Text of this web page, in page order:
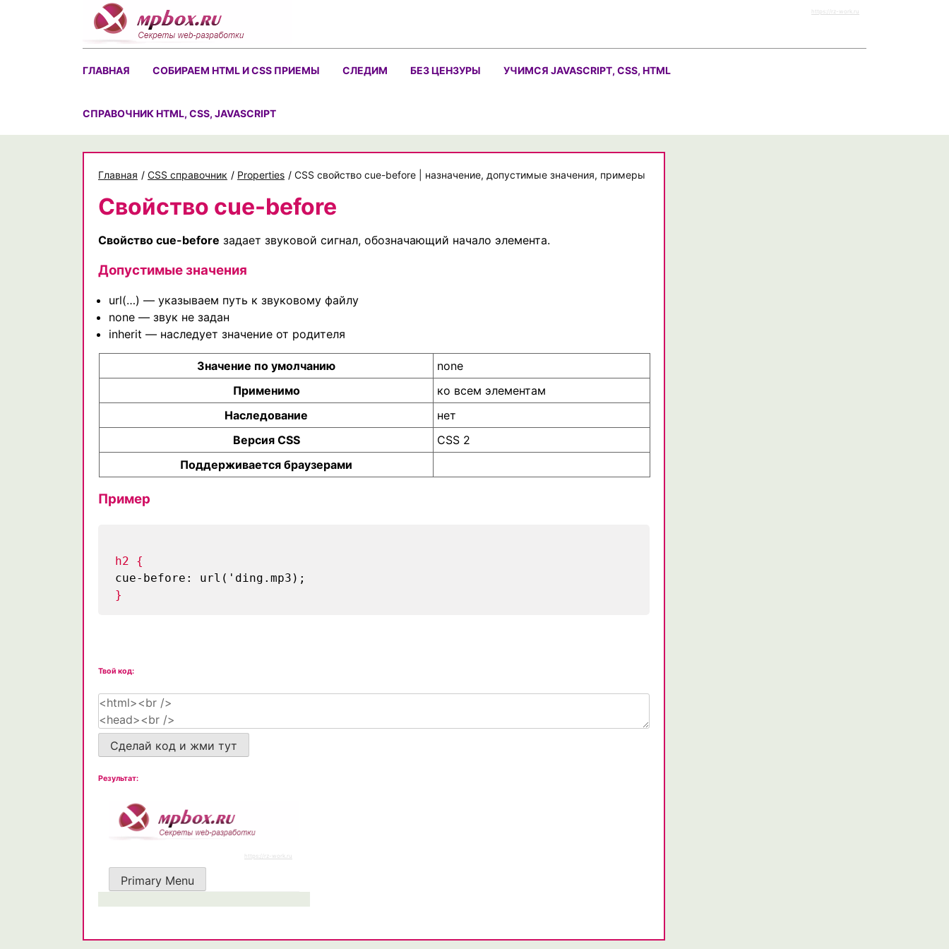
https://rz-work.ru
ГЛАВНАЯ СОБИРАЕМ HTML И CSS ПРИЕМЫ СЛЕДИМ БЕЗ ЦЕНЗУРЫ УЧИМСЯ JAVASCRIPT, CSS, HTML
CПРАВОЧНИК HTML, CSS, JAVASCRIPT
Главная / CSS справочник / Properties / CSS свойство cue-before | назначение, допустимые значения, примеры
Свойство cue-before
Свойство cue-before задает звуковой сигнал, обозначающий начало элемента.
Допустимые значения
url(…) — указываем путь к звуковому файлу
none — звук не задан
inherit — наследует значение от родителя
Значение по умолчанию
none
Применимо
ко всем элементам
Наследование
нет
Версия CSS
CSS 2
Поддерживается браузерами
Пример
h2 {
cue-before: url('ding.mp3);
}
Твой код:
Сделай код и жми тут
Результат: